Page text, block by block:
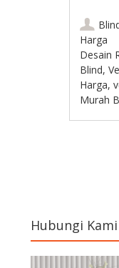
Harga
Desain
Blind,
Harga,
Murah
Hubungi Kami